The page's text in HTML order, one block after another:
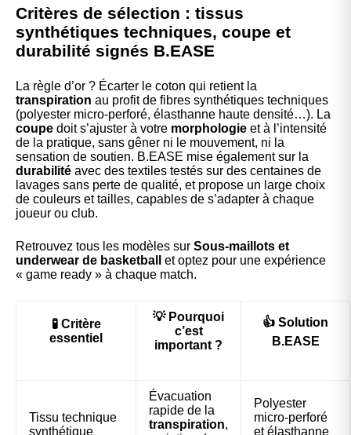
Critères de sélection : tissus
synthétiques techniques, coupe et
durabilité signés B.EASE
La règle d’or ? Écarter le coton qui retient la
transpiration au profit de fibres synthétiques techniques
(polyester micro-perforé, élasthanne haute densité…). La
coupe doit s’ajuster à votre morphologie et à l’intensité
de la pratique, sans gêner ni le mouvement, ni la
sensation de soutien. B.EASE mise également sur la
durabilité avec des textiles testés sur des centaines de
lavages sans perte de qualité, et propose un large choix
de couleurs et tailles, capables de s’adapter à chaque
joueur ou club.
Retrouvez tous les modèles sur Sous-maillots et
underwear de basketball
et optez pour une expérience
« game ready » à chaque match.
🧪 Critère
essentiel
💡 Pourquoi
c’est
important ?
👍 Solution
B.EASE
Tissu technique
synthétique
Évacuation
rapide de la
transpiration,
Polyester
micro-perforé
et élasthanne